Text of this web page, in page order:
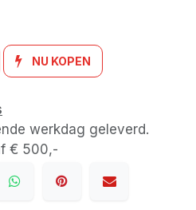
NU KOPEN
werkdag geleverd.
€ 500,-